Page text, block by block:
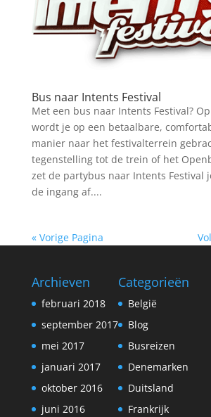
Bus naar Intents Festival
Met een bus naar Intents Festival?
wordt je op een betaalbare,
manier naar het festivalterrein
tegenstelling tot de trein of het
zet de partybus naar Intents Festival
de ingang af....
« Vorige Pagina
Archieven
februari 2018
september 2017
mei 2017
januari 2017
oktober 2016
juni 2016
Categorieën
België
Blog
Busreizen
Denemarken
Duitsland
Frankrijk